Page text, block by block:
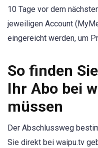
10 Tage vor dem
jeweiligen Account
eingereicht werden, um
So finden
Ihr Abo bei
müssen
Der Abschlussweg
Sie direkt bei waipu.tv